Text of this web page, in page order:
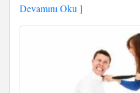
Devamını Oku ]